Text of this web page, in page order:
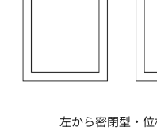
左から密閉型・